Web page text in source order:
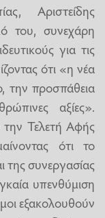
Αριστείδης
του, συνεχάρη
για τις
ότι «η νέα
την προσπάθεια
αξίες».
την Τελετή Αφής
ότι το
της συνεργασίας
υπενθύμιση
εξακολουθούν